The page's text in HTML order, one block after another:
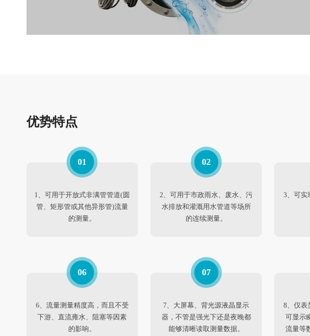
优势特点
01
1、可用于开放式非满管管道(圆
管、矩形管或其他异形管)流量
的测量。
02
2、可用于市政雨水、废水、污
水排放和灌溉用水管道等场所
的连续测量。
3、可实
06
6、流量测量精度高，而且不受
下游、直流雍水、阻塞等因素
的影响。
07
7、大屏幕、背光源液晶显示
器，不管是强光下还是夜晚都
能够清晰读取测量数据。
8、仪表
可显示
流量等